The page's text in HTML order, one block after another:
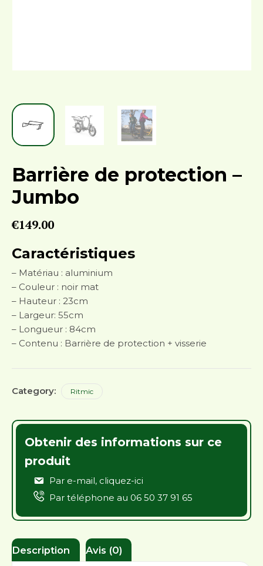
Barrière de protection –
Jumbo
€149.00
Caractéristiques
– Matériau : aluminium
– Couleur : noir mat
– Hauteur : 23cm
– Largeur: 55cm
– Longueur : 84cm
– Contenu : Barrière de protection + visserie
Category: Ritmic
Obtenir des informations sur ce
produit
Par e-mail, cliquez-ici
Par téléphone au 06 50 37 91 65
Description Avis (0)